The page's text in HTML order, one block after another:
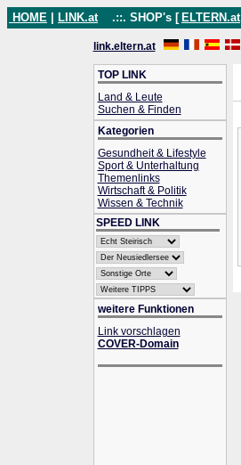
HOME LINK.at .::. SHOP's [ ELTERN.at
link.eltern.at
TOP LINK
Land & Leute
Suchen & Finden
Kategorien
Gesundheit & Lifestyle
Sport & Unterhaltung
Themenlinks
Wirtschaft & Politik
Wissen & Technik
SPEED LINK
weitere Funktionen
Link vorschlagen
COVER-Domain